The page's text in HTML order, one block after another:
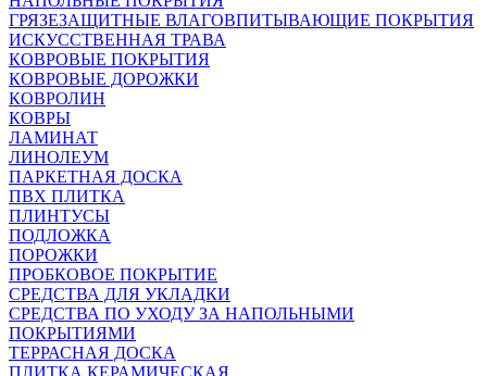
ГРЯЗЕЗАЩИТНЫЕ ВЛАГОВПИТЫВАЮЩИЕ ПОКРЫТИЯ
ИСКУССТВЕННАЯ ТРАВА
КОВРОВЫЕ ПОКРЫТИЯ
КОВРОВЫЕ ДОРОЖКИ
КОВРОЛИН
КОВРЫ
ЛАМИНАТ
ЛИНОЛЕУМ
ПАРКЕТНАЯ ДОСКА
ПВХ ПЛИТКА
ПЛИНТУСЫ
ПОДЛОЖКА
ПОРОЖКИ
ПРОБКОВОЕ ПОКРЫТИЕ
СРЕДСТВА ДЛЯ УКЛАДКИ
СРЕДСТВА ПО УХОДУ ЗА НАПОЛЬНЫМИ
ПОКРЫТИЯМИ
ТЕРРАСНАЯ ДОСКА
ПЛИТКА КЕРАМИЧЕСКАЯ